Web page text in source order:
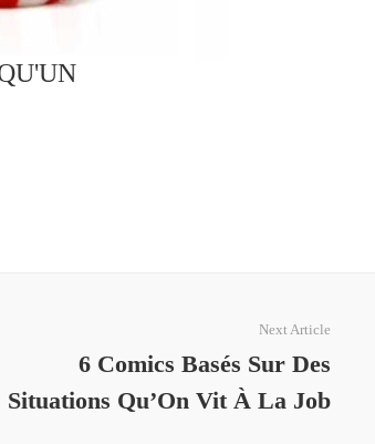
Next Article
6 Comics Basés Sur Des
Situations Qu’On Vit À La Job